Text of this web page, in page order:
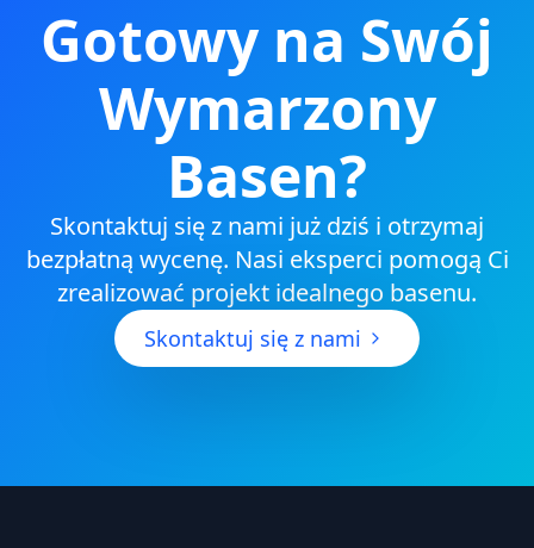
Gotowy na Swój
Wymarzony
Basen?
Skontaktuj się z nami już dziś i otrzymaj
bezpłatną wycenę. Nasi eksperci pomogą Ci
zrealizować projekt idealnego basenu.
Skontaktuj się z nami